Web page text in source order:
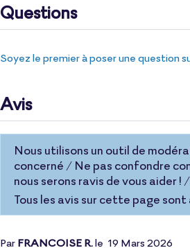
Questions
Soyez le premier à poser une question
Avis
Nous utilisons un outil de
concerné / Ne pas confondre
nous serons ravis de vous aider
Tous les avis sur cette page
Par FRANCOISE R.le 19 Mars 2026